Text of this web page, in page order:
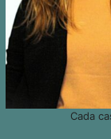
Cada